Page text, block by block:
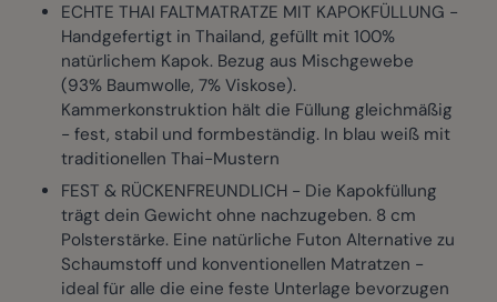
ECHTE THAI FALTMATRATZE MIT KAPOKFÜLLUNG -
Handgefertigt in Thailand, gefüllt mit 100%
natürlichem Kapok. Bezug aus Mischgewebe
(93% Baumwolle, 7% Viskose).
Kammerkonstruktion hält die Füllung gleichmäßig
- fest, stabil und formbeständig. In blau weiß mit
traditionellen Thai-Mustern
FEST & RÜCKENFREUNDLICH - Die Kapokfüllung
trägt dein Gewicht ohne nachzugeben. 8 cm
Polsterstärke. Eine natürliche Futon Alternative zu
Schaumstoff und konventionellen Matratzen -
ideal für alle die eine feste Unterlage bevorzugen